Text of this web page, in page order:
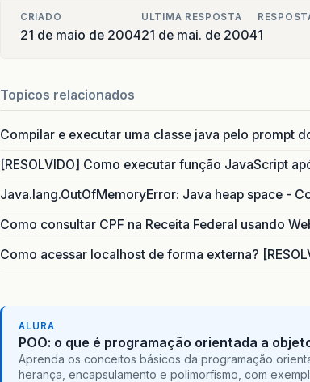
CRIADO
21 de maio de 2004
ULTIMA RESPOSTA
21 de mai. de 20041
Topicos relacionados
Compilar e executar uma classe java pelo prompt
[RESOLVIDO] Como executar função JavaScript
Java.lang.OutOfMemoryError: Java heap space -
Como consultar CPF na Receita Federal usando
Como acessar localhost de forma externa?
ALURA
POO: o que é programação orientada a
Aprenda os conceitos básicos da programação
herança, encapsulamento e polimorfismo, com